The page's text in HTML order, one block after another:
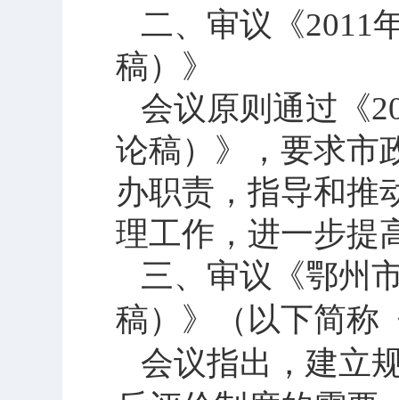
二、审议《2011
稿）》
会议原则通过《
论稿）》，要求市
办职责，指导和推
理工作，进一步提
三、审议《鄂州
稿）》（以下简称
会议指出，建立